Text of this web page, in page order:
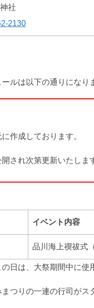
社
2130
ルは以下の通りになり
作成しております。
され次第更新いたしま
イベント内容
品川海上禊祓式
日は、大祭期間中に使
つりの一連の行司がス